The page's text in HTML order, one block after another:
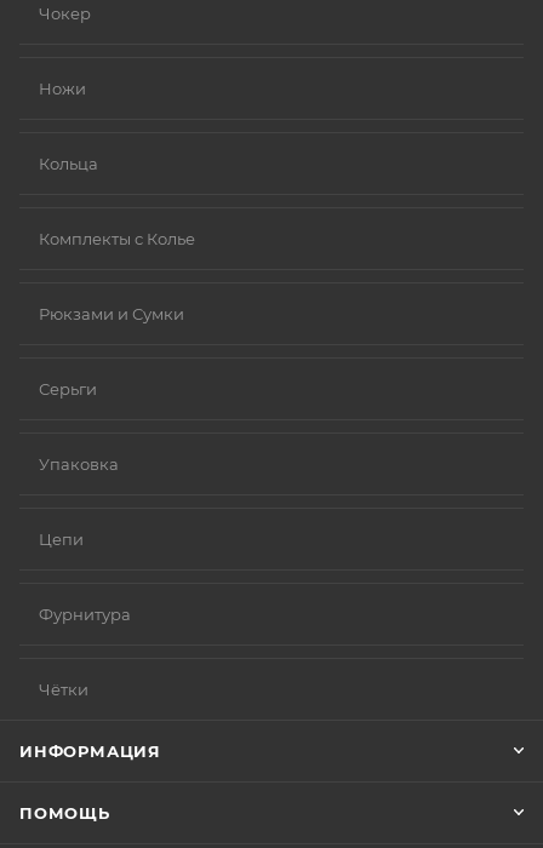
Чокер
Ножи
Кольца
Комплекты с Колье
Рюкзами и Сумки
Серьги
Упаковка
Цепи
Фурнитура
Чётки
ИНФОРМАЦИЯ
ПОМОЩЬ